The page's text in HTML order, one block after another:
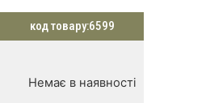
код товару:6599
Немає в наявності